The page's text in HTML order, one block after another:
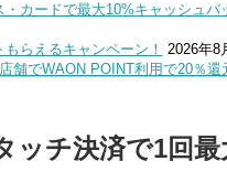
カードで最大10%キャッシュ
らえるキャンペーン！ 2026年8
舗でWAON POINT利用で20％還
ココス、オリーブの丘などでV
チ決済で1回最